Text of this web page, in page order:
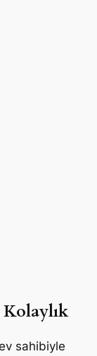
sahibiyle